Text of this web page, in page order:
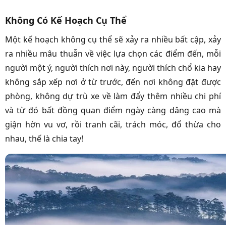
Không Có Kế Hoạch Cụ Thể
Một kế hoạch không cụ thể sẽ xảy ra nhiều bất cập, xảy
ra nhiều mâu thuẫn về việc lựa chọn các điểm đến, mỗi
người một ý, người thích nơi này, người thích chổ kia hay
không sắp xếp nơi ở từ trước, đến nơi không đặt được
phòng, không dự trù xe về làm đẩy thêm nhiều chi phí
và từ đó bất đồng quan điểm ngày càng dâng cao mà
giận hờn vu vơ, rồi tranh cãi, trách móc, đổ thừa cho
nhau, thế là chia tay!